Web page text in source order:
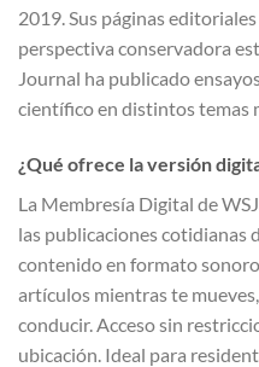
2019. Sus páginas
perspectiva conservadora
Journal ha publicado
científico en distintos temas
¿Qué ofrece la versión
La Membresía Digital de
las publicaciones cotidianas
contenido en formato
artículos mientras te
conducir. Acceso sin
ubicación. Ideal para